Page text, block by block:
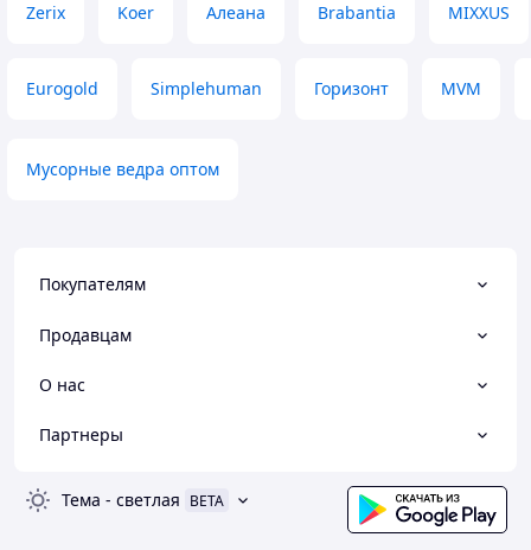
Zerix Koer Алеана Brabantia MIXXUS
Eurogold Simplehuman Горизонт MVM
Мусорные ведра оптом
Покупателям
Продавцам
О нас
Партнеры
Тема - светлая BETA